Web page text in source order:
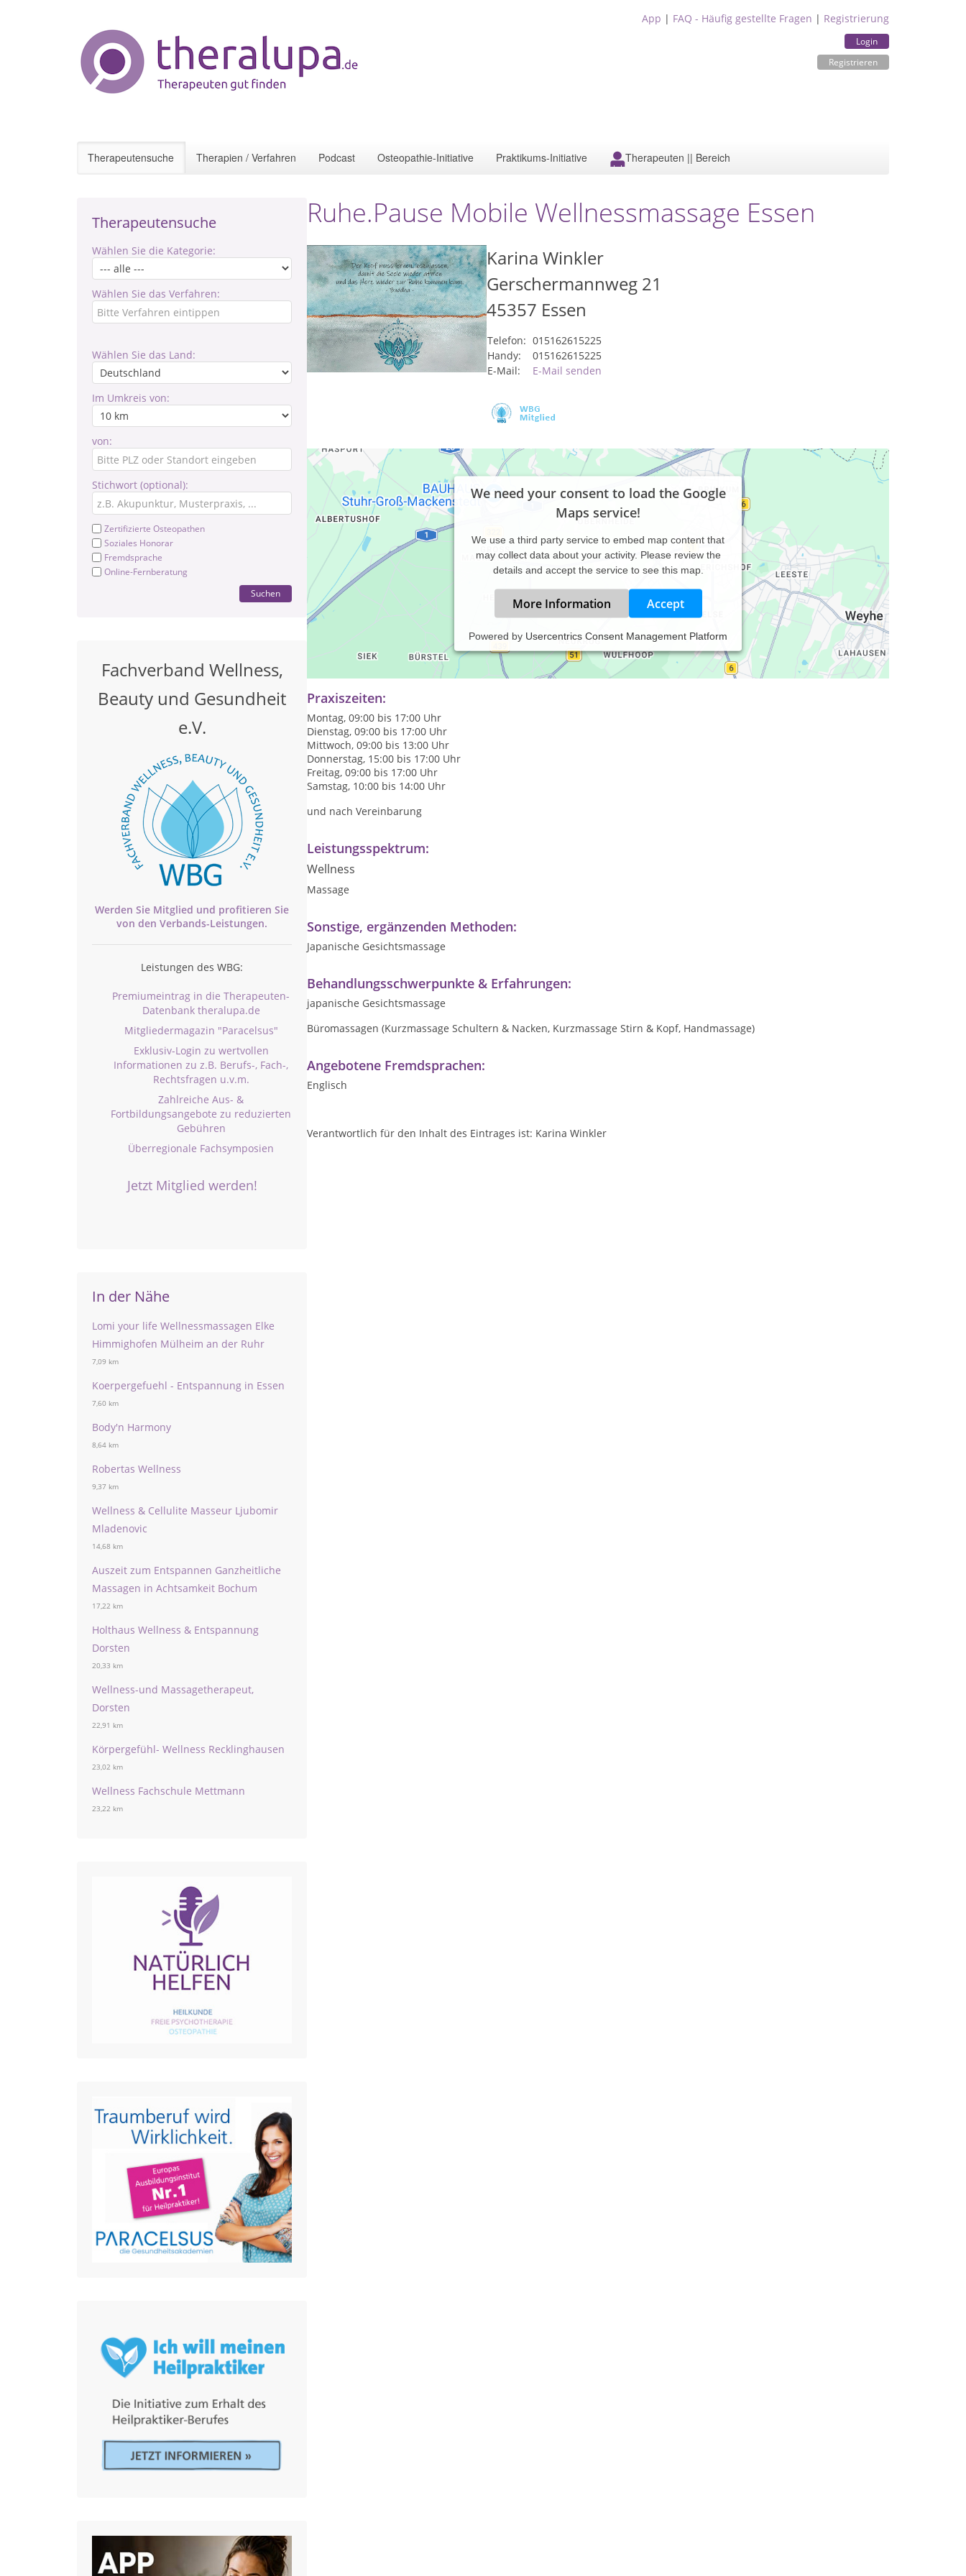
App | FAQ - Häufig gestellte Fragen | Registrierung
Login
Registrieren
Therapeutensuche Therapien / Verfahren Podcast Osteopathie-Initiative Praktikums-Initiative Therapeuten || Bereich
Therapeutensuche
Wählen Sie die Kategorie:
Wählen Sie das Verfahren:
Wählen Sie das Land:
Im Umkreis von:
von:
Stichwort (optional):
Zertifizierte Osteopathen
Soziales Honorar
Fremdsprache
Online-Fernberatung
Suchen
Fachverband Wellness,
Beauty und Gesundheit
e.V.
Werden Sie Mitglied und profitieren Sie
von den Verbands-Leistungen.
Leistungen des WBG:
Premiumeintrag in die Therapeuten-
Datenbank theralupa.de
Mitgliedermagazin "Paracelsus"
Exklusiv-Login zu wertvollen
Informationen zu z.B. Berufs-, Fach-,
Rechtsfragen u.v.m.
Zahlreiche Aus- &
Fortbildungsangebote zu reduzierten
Gebühren
Überregionale Fachsymposien
Jetzt Mitglied werden!
In der Nähe
Lomi your life Wellnessmassagen Elke
Himmighofen Mülheim an der Ruhr
7,09 km
Koerpergefuehl - Entspannung in Essen
7,60 km
Body'n Harmony
8,64 km
Robertas Wellness
9,37 km
Wellness & Cellulite Masseur Ljubomir
Mladenovic
14,68 km
Auszeit zum Entspannen Ganzheitliche
Massagen in Achtsamkeit Bochum
17,22 km
Holthaus Wellness & Entspannung
Dorsten
20,33 km
Wellness-und Massagetherapeut,
Dorsten
22,91 km
Körpergefühl- Wellness Recklinghausen
23,02 km
Wellness Fachschule Mettmann
23,22 km
Ruhe.Pause Mobile Wellnessmassage Essen
Karina Winkler
Gerschermannweg 21
45357 Essen
Telefon: 015162615225
Handy:
015162615225
E-Mail:
E-Mail senden
We need your consent to load the Google
Maps service!
We use a third party service to embed map content that
may collect data about your activity. Please review the
details and accept the service to see this map.
More Information Accept
Powered by Usercentrics Consent Management Platform
Ich bin Massagepraktikerin und biete Wellnessmassagen als mobile Dienstleistung an. Mein Schwerpunkt liegt dabei
auf der japanischen Gesichtsmassage. Darüber hinaus biete ich Kurzmassagen als Büromassagen an.
Praxiszeiten:
Montag, 09:00 bis 17:00 Uhr
Dienstag, 09:00 bis 17:00 Uhr
Mittwoch, 09:00 bis 13:00 Uhr
Donnerstag, 15:00 bis 17:00 Uhr
Freitag, 09:00 bis 17:00 Uhr
Samstag, 10:00 bis 14:00 Uhr
und nach Vereinbarung
Leistungsspektrum:
Wellness
Massage
Sonstige, ergänzenden Methoden:
Japanische Gesichtsmassage
Behandlungsschwerpunkte & Erfahrungen:
japanische Gesichtsmassage
Büromassagen (Kurzmassage Schultern & Nacken, Kurzmassage Stirn & Kopf, Handmassage)
Angebotene Fremdsprachen:
Englisch
Verantwortlich für den Inhalt des Eintrages ist: Karina Winkler